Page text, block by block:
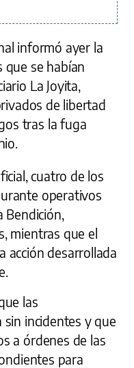
informó ayer la
que se habían
La Joyita,
de libertad
tras la fuga
cuatro de los
operativos
Bendición,
mientras que el
acción desarrollada
las
sin incidentes y que
a órdenes de las
para